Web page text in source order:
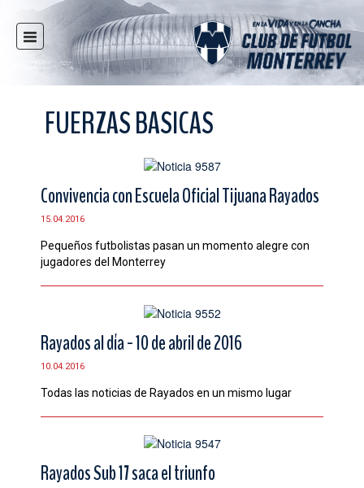
INICIO
NOTICIAS
RAYADAS
FUERZAS BÁSICAS
RESPONSABILIDAD SOCIAL
TAQUILLA
ESTADIO
PRENSA
CONTACTO
FUERZAS BASICAS
Convivencia con Escuela Oficial Tijuana Rayados
15.04.2016
Pequeños futbolistas pasan un momento alegre con
jugadores del Monterrey
Rayados al día - 10 de abril de 2016
10.04.2016
Todas las noticias de ‪Rayados‬ en un mismo lugar
Rayados Sub 17 saca el triunfo